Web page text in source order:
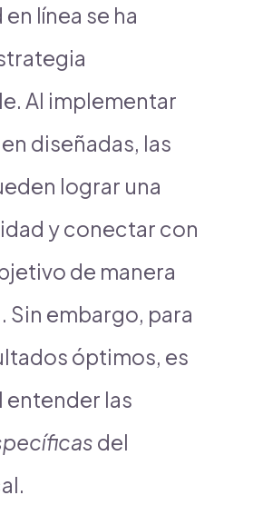
línea se ha
Al implementar
diseñadas, las
lograr una
y conectar con
de manera
Sin embargo, para
óptimos, es
las
del